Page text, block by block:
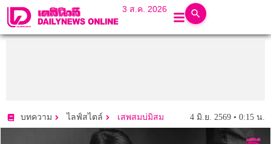
3 ส.ค. 2026
บทความ ไลฟ์สไตล์ เสพสมบ่มิสม 4 มิ.ย. 2569 • 0:15 น.